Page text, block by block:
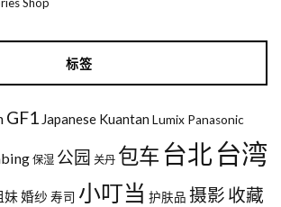
标签
GF1 Japanese Kuantan Lumix Panasonic
保湿 公园 关丹 包车 台北 台湾
妹婚纱 寿司 小叮当 护肤品 摄影 收藏